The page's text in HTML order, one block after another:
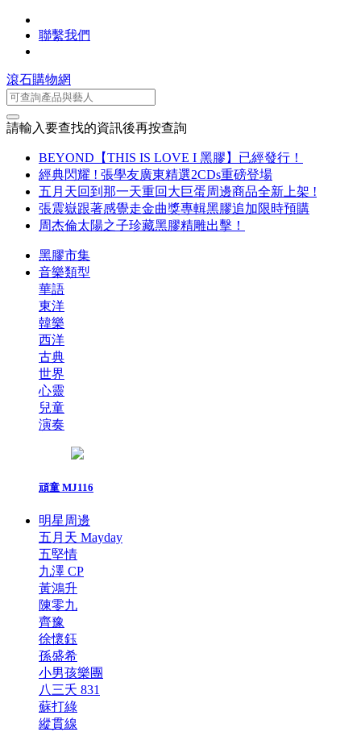
聯繫我們
滾石購物網
請輸入要查找的資訊後再按查詢
BEYOND【THIS IS LOVE I 黑膠】已經發行！
經典閃耀 ! 張學友廣東精選2CDs重磅登場
五月天回到那一天重回大巨蛋周邊商品全新上架 !
張震嶽跟著感覺走金曲獎專輯黑膠追加限時預購
周杰倫太陽之子珍藏黑膠精雕出擊！
黑膠市集
音樂類型
華語
東洋
韓樂
西洋
古典
世界
心靈
兒童
演奏
頑童 MJ116
明星周邊
五月天 Mayday
五堅情
九澤 CP
黃鴻升
陳零九
齊豫
徐懷鈺
孫盛希
小男孩樂團
八三夭 831
蘇打綠
縱貫線